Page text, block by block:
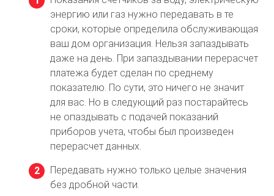
энергию или газ нужно передавать в те
сроки, которые определила обслуживающая
ваш дом организация. Нельзя запаздывать
даже на день. При запаздывании перерасчет
платежа будет сделан по среднему
показателю. По сути, это ничего не значит
для вас. Но в следующий раз постарайтесь
не опаздывать с подачей показаний
приборов учета, чтобы был произведен
перерасчет данных.
Передавать нужно только целые значения
без дробной части.